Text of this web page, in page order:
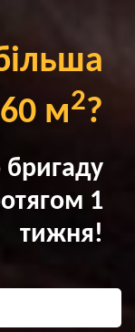
60 м2?
1
тижня!